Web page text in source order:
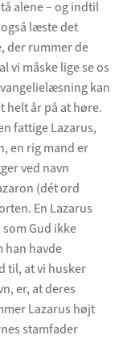
alene – og indtil
også læste det
der rummer de
vi måske lige se os
kan
helt år på at høre.
fattige Lazarus,
en rig mand er
ved navn
(dét ord
En Lazarus
Gud ikke
han havde
til, at vi husker
er, at deres
Lazarus højt
stamfader